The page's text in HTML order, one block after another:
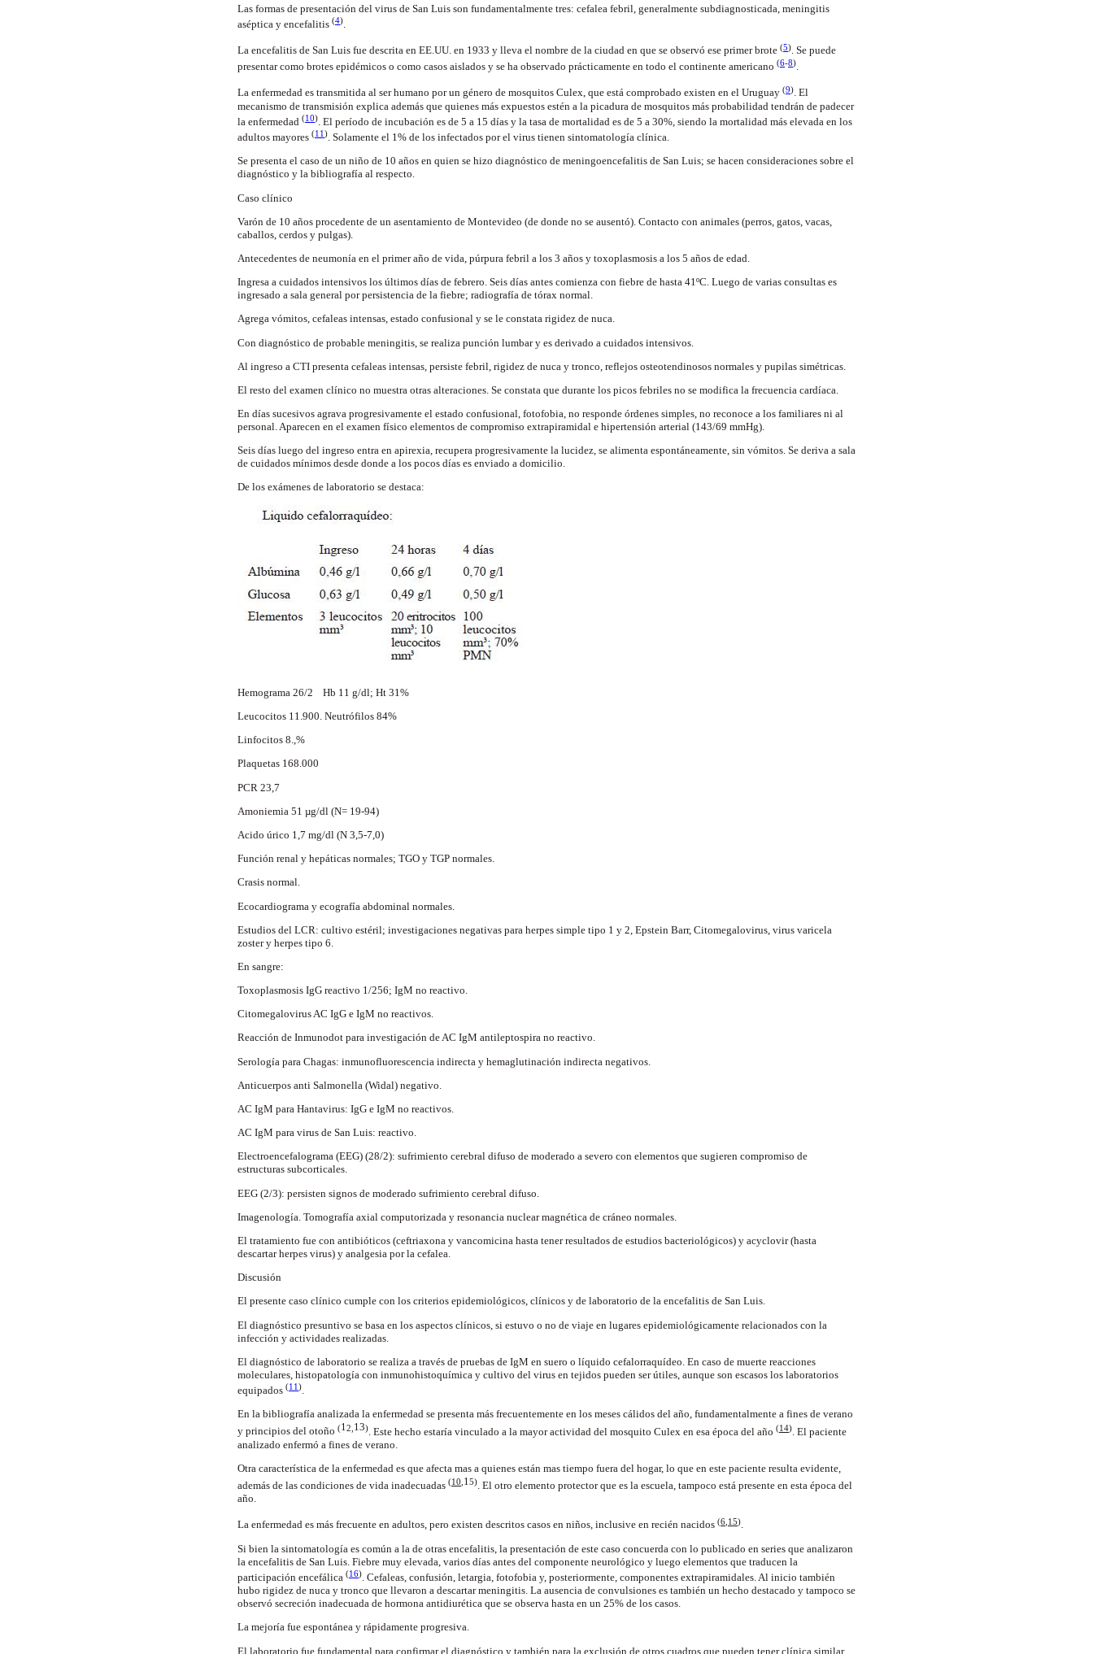
Las formas de presentación del virus de San Luis son fundamentalmente tres: cefalea febril, generalmente subdiagnosticada, meningitis
aséptica y encefalitis (4).
La encefalitis de San Luis fue descrita en EE.UU. en 1933 y lleva el nombre de la ciudad en que se observó ese primer brote (5). Se puede
presentar como brotes epidémicos o como casos aislados y se ha observado prácticamente en todo el continente americano (6-8).
La enfermedad es transmitida al ser humano por un género de mosquitos Culex, que está comprobado existen en el Uruguay (9). El
mecanismo de transmisión explica además que quienes más expuestos estén a la picadura de mosquitos más probabilidad tendrán de padecer
la enfermedad (10) . El período de incubación es de 5 a 15 días y la tasa de mortalidad es de 5 a 30%, siendo la mortalidad más elevada en los
adultos mayores (11). Solamente el 1% de los infectados por el virus tienen sintomatología clínica.
Se presenta el caso de un niño de 10 años en quien se hizo diagnóstico de meningoencefalitis de San Luis; se hacen consideraciones sobre el
diagnóstico y la bibliografía al respecto.
Caso clínico
Varón de 10 años procedente de un asentamiento de Montevideo (de donde no se ausentó). Contacto con animales (perros, gatos, vacas,
caballos, cerdos y pulgas).
Antecedentes de neumonía en el primer año de vida, púrpura febril a los 3 años y toxoplasmosis a los 5 años de edad.
Ingresa a cuidados intensivos los últimos días de febrero. Seis días antes comienza con fiebre de hasta 41ºC. Luego de varias consultas es
ingresado a sala general por persistencia de la fiebre; radiografía de tórax normal.
Agrega vómitos, cefaleas intensas, estado confusional y se le constata rigidez de nuca.
Con diagnóstico de probable meningitis, se realiza punción lumbar y es derivado a cuidados intensivos.
Al ingreso a CTI presenta cefaleas intensas, persiste febril, rigidez de nuca y tronco, reflejos osteotendinosos normales y pupilas simétricas.
El resto del examen clínico no muestra otras alteraciones. Se constata que durante los picos febriles no se modifica la frecuencia cardíaca.
En días sucesivos agrava progresivamente el estado confusional, fotofobia, no responde órdenes simples, no reconoce a los familiares ni al
personal. Aparecen en el examen físico elementos de compromiso extrapiramidal e hipertensión arterial (143/69 mmHg).
Seis días luego del ingreso entra en apirexia, recupera progresivamente la lucidez, se alimenta espontáneamente, sin vómitos. Se deriva a sala
de cuidados mínimos desde donde a los pocos días es enviado a domicilio.
De los exámenes de laboratorio se destaca:
Hemograma 26/2 Hb 11 g/dl; Ht 31%
Leucocitos 11.900. Neutrófilos 84%
Linfocitos 8.,%
Plaquetas 168.000
PCR 23,7
Amoniemia 51 µg/dl (N= 19-94)
Acido úrico 1,7 mg/dl (N 3,5-7,0)
Función renal y hepáticas normales; TGO y TGP normales.
Crasis normal.
Ecocardiograma y ecografía abdominal normales.
Estudios del LCR: cultivo estéril; investigaciones negativas para herpes simple tipo 1 y 2, Epstein Barr, Citomegalovirus, virus varicela
zoster y herpes tipo 6.
En sangre:
Toxoplasmosis IgG reactivo 1/256; IgM no reactivo.
Citomegalovirus AC IgG e IgM no reactivos.
Reacción de Inmunodot para investigación de AC IgM antileptospira no reactivo.
Serología para Chagas: inmunofluorescencia indirecta y hemaglutinación indirecta negativos.
Anticuerpos anti Salmonella (Widal) negativo.
AC IgM para Hantavirus: IgG e IgM no reactivos.
AC IgM para virus de San Luis: reactivo.
Electroencefalograma (EEG) (28/2): sufrimiento cerebral difuso de moderado a severo con elementos que sugieren compromiso de
estructuras subcorticales.
EEG (2/3): persisten signos de moderado sufrimiento cerebral difuso.
Imagenología. Tomografía axial computorizada y resonancia nuclear magnética de cráneo normales.
El tratamiento fue con antibióticos (ceftriaxona y vancomicina hasta tener resultados de estudios bacteriológicos) y acyclovir (hasta
descartar herpes virus) y analgesia por la cefalea.
Discusión
El presente caso clínico cumple con los criterios epidemiológicos, clínicos y de laboratorio de la encefalitis de San Luis.
El diagnóstico presuntivo se basa en los aspectos clínicos, si estuvo o no de viaje en lugares epidemiológicamente relacionados con la
infección y actividades realizadas.
El diagnóstico de laboratorio se realiza a través de pruebas de IgM en suero o líquido cefalorraquídeo. En caso de muerte reacciones
moleculares, histopatología con inmunohistoquímica y cultivo del virus en tejidos pueden ser útiles, aunque son escasos los laboratorios
equipados (11).
En la bibliografía analizada la enfermedad se presenta más frecuentemente en los meses cálidos del año, fundamentalmente a fines de verano
y principios del otoño (12 13) . Este hecho estaría vinculado a la mayor actividad del mosquito Culex en esa época del año (14) . El paciente
analizado enfermó a fines de verano.
Otra característica de la enfermedad es que afecta mas a quienes están mas tiempo fuera del hogar, lo que en este paciente resulta evidente,
además de las condiciones de vida inadecuadas (10 1 5). El otro elemento protector que es la escuela, tampoco está presente en esta época del
año.
La enfermedad es más frecuente en adultos, pero existen descritos casos en niños, inclusive en recién nacidos (6 15).
Si bien la sintomatología es común a la de otras encefalitis, la presentación de este caso concuerda con lo publicado en series que analizaron
la encefalitis de San Luis. Fiebre muy elevada, varios días antes del componente neurológico y luego elementos que traducen la
participación encefálica (16). Cefaleas, confusión, letargia, fotofobia y, posteriormente, componentes extrapiramidales. Al inicio también
hubo rigidez de nuca y tronco que llevaron a descartar meningitis. La ausencia de convulsiones es también un hecho destacado y tampoco se
observó secreción inadecuada de hormona antidiurética que se observa hasta en un 25% de los casos.
La mejoría fue espontánea y rápidamente progresiva.
El laboratorio fue fundamental para confirmar el diagnóstico y también para la exclusión de otros cuadros que pueden tener clínica similar.